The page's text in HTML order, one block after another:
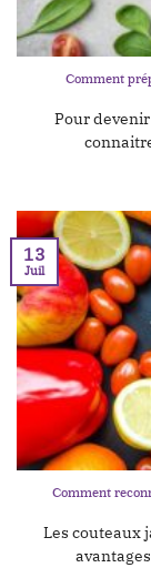
Comment
Pour
Comment
Les couteaux
13
Juil